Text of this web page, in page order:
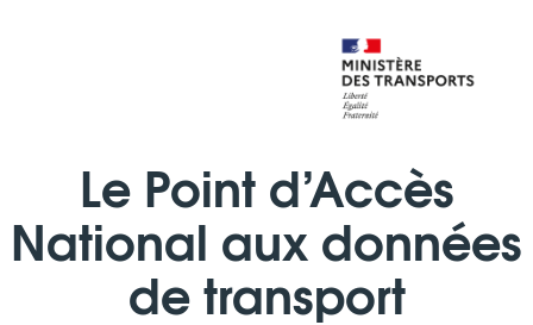
Le Point d’Accès
National aux données
de transport